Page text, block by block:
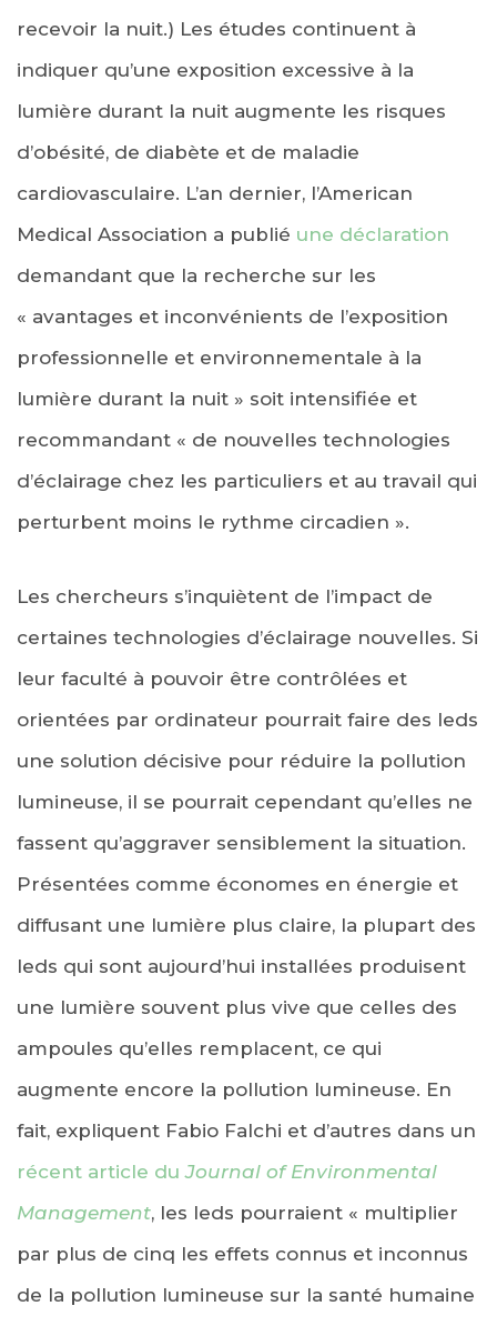
recevoir la nuit.) Les études continuent à
indiquer qu’une exposition excessive à la
lumière durant la nuit augmente les risques
d’obésité, de diabète et de maladie
cardiovasculaire. L’an dernier, l’American
Medical Association a publié une déclaration
demandant que la recherche sur les
« avantages et inconvénients de l’exposition
professionnelle et environnementale à la
lumière durant la nuit » soit intensifiée et
recommandant « de nouvelles technologies
d’éclairage chez les particuliers et au travail qui
perturbent moins le rythme circadien ».
Les chercheurs s’inquiètent de l’impact de
certaines technologies d’éclairage nouvelles. Si
leur faculté à pouvoir être contrôlées et
orientées par ordinateur pourrait faire des leds
une solution décisive pour réduire la pollution
lumineuse, il se pourrait cependant qu’elles ne
fassent qu’aggraver sensiblement la situation.
Présentées comme économes en énergie et
diffusant une lumière plus claire, la plupart des
leds qui sont aujourd’hui installées produisent
une lumière souvent plus vive que celles des
ampoules qu’elles remplacent, ce qui
augmente encore la pollution lumineuse. En
fait, expliquent Fabio Falchi et d’autres dans un
récent article duJournal of Environmental
Management, les leds pourraient « multiplier
par plus de cinq les effets connus et inconnus
de la pollution lumineuse sur la santé humaine